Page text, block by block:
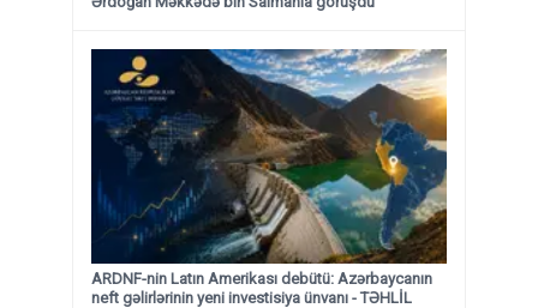
ARDNF-nin Latın Amerikası debütü: Azərbaycanın
neft gəlirlərinin yeni investisiya ünvanı - TƏHLİL